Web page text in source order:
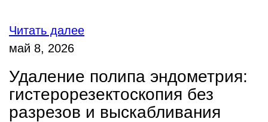
Читать далее
май 8, 2026
Удаление полипа эндометрия:
гистерорезектоскопия без
разрезов и выскабливания